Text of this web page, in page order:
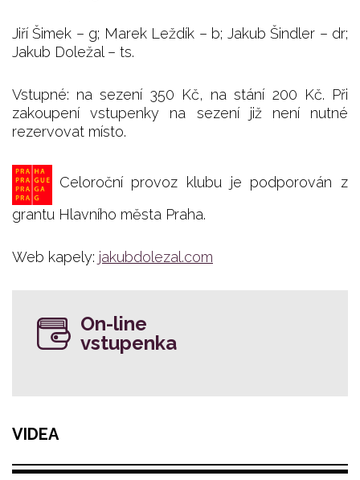
Jiří Šimek – g; Marek Leždík – b; Jakub Šindler – dr;
Jakub Doležal – ts.
Vstupné: na sezení 350 Kč, na stání 200 Kč. Při
zakoupení vstupenky na sezení již není nutné
rezervovat místo.
Celoroční provoz klubu je podporován z
grantu Hlavního města Praha.
Web kapely: jakubdolezal.com
On-line
vstupenka
VIDEA